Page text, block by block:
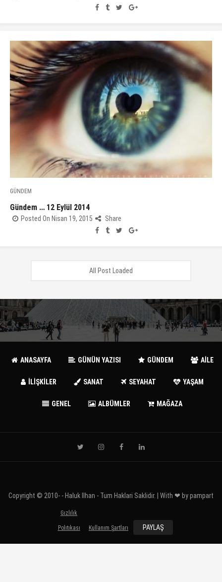
GÜNDEM
Gündem … 12 Eylül 2014
Posted On Nisan 19, 2015 Share
All Post Loaded
ANASAYFA GÜNÜN YAZISI GÜNDEM AİLE
İLİŞKİLER SANAT SEYAHAT YAŞAM
GENEL ALBÜMLER MAĞAZA
Copyright © 2010- - Haluk Ilhan - Tum Haklari Saklidir. | With ❤ bypampart
Gızlılık
Polıtıkası Kullanım Şartları PAYLAŞ